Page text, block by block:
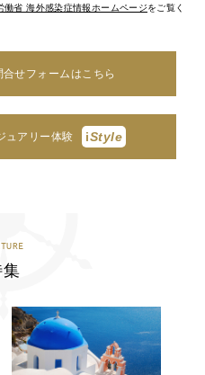
働省 海外感染症情報ホームページをご覧く
せフォームはこちら
ュアリー体験 iStyle
集